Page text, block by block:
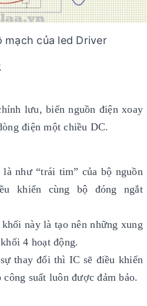
mạch của led Driver
lưu, biến nguồn điện xoay
điện một chiều DC.
như “trái tim” của bộ nguồn
khiển cùng bộ đóng ngắt
này là tạo nên những xung
4 hoạt động.
thay đổi thì IC sẽ điều khiển
suất luôn được đảm bảo.